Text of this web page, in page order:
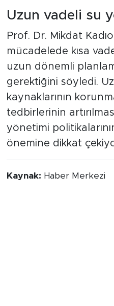
Uzun vadeli su
Prof. Dr. Mikdat
mücadelede kısa
uzun dönemli
gerektiğini söyledi.
kaynaklarının
tedbirlerinin
yönetimi
önemine dikkat
Kaynak: Haber Merkezi